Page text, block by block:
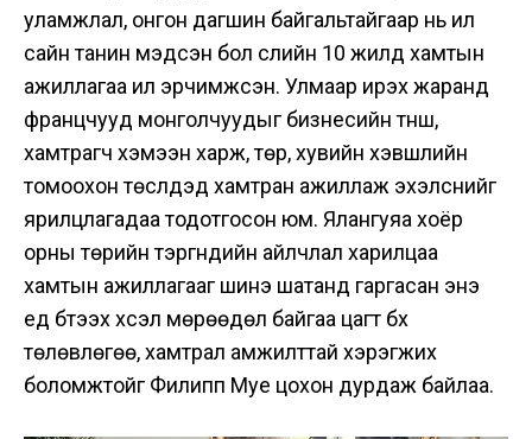
уламжлал, онгон дагшин байгальтайгаар нь илүү
сайн танин мэдсэн бол сүүлийн 10 жилд хамтын
ажиллагаа илүү эрчимжсэн. Улмаар ирэх жаранд
францчууд монголчуудыг бизнесийн түнш,
хамтрагч хэмээн харж, төр, хувийн хэвшлийн
томоохон төслүүдэд хамтран ажиллаж эхэлснийг
ярилцлагадаа тодотгосон юм. Ялангуяа хоёр
орны төрийн тэргүүнүүдийн айлчлал харилцаа
хамтын ажиллагааг шинэ шатанд гаргасан энэ
үед бүтээх хүсэл мөрөөдөл байгаа цагт бүх
төлөвлөгөө, хамтрал амжилттай хэрэгжих
боломжтойг Филипп Муе цохон дурдаж байлаа.